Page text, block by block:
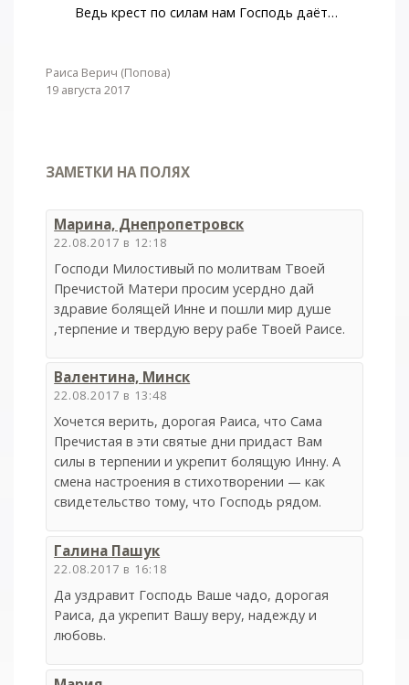
Ведь крест по силам нам Господь даёт…
Раиса Верич (Попова)
19 августа 2017
ЗАМЕТКИ НА ПОЛЯХ
Марина, Днепропетровск
22.08.2017 в 12:18
Господи Милостивый по молитвам Твоей
Пречистой Матери просим усердно дай
здравие болящей Инне и пошли мир душе
,терпение и твердую веру рабе Твоей Раисе.
Валентина, Минск
22.08.2017 в 13:48
Хочется верить, дорогая Раиса, что Сама
Пречистая в эти святые дни придаст Вам
силы в терпении и укрепит болящую Инну. А
смена настроения в стихотворении — как
свидетельство тому, что Господь рядом.
Галина Пашук
22.08.2017 в 16:18
Да уздравит Господь Ваше чадо, дорогая
Раиса, да укрепит Вашу веру, надежду и
любовь.